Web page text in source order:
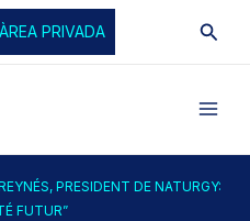
ÀREA PRIVADA
PRESIDENT DE NATURGY:
FUTUR”